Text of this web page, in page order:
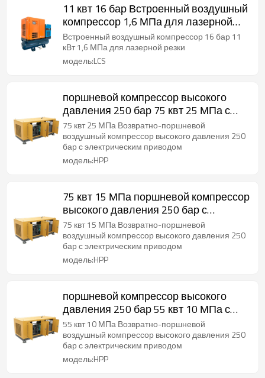
11 квт 16 бар Встроенный воздушный
компрессор 1,6 МПа для лазерной
резки
Встроенный воздушный компрессор 16 бар 11
кВт 1,6 МПа для лазерной резки
модель:LCS
поршневой компрессор высокого
давления 250 бар 75 квт 25 МПа с
возвратно-поступательным
движением
75 квт 25 МПа Возвратно-поршневой
воздушный компрессор высокого давления 250
бар с электрическим приводом
модель:HPP
75 квт 15 МПа поршневой компрессор
высокого давления 250 бар с
возвратно-поступательным
движением
75 квт 15 МПа Возвратно-поршневой
воздушный компрессор высокого давления 250
бар с электрическим приводом
модель:HPP
поршневой компрессор высокого
давления 250 бар 55 квт 10 МПа с
возвратно-поступательным
движением
55 квт 10 МПа Возвратно-поршневой
воздушный компрессор высокого давления 250
бар с электрическим приводом
модель:HPP